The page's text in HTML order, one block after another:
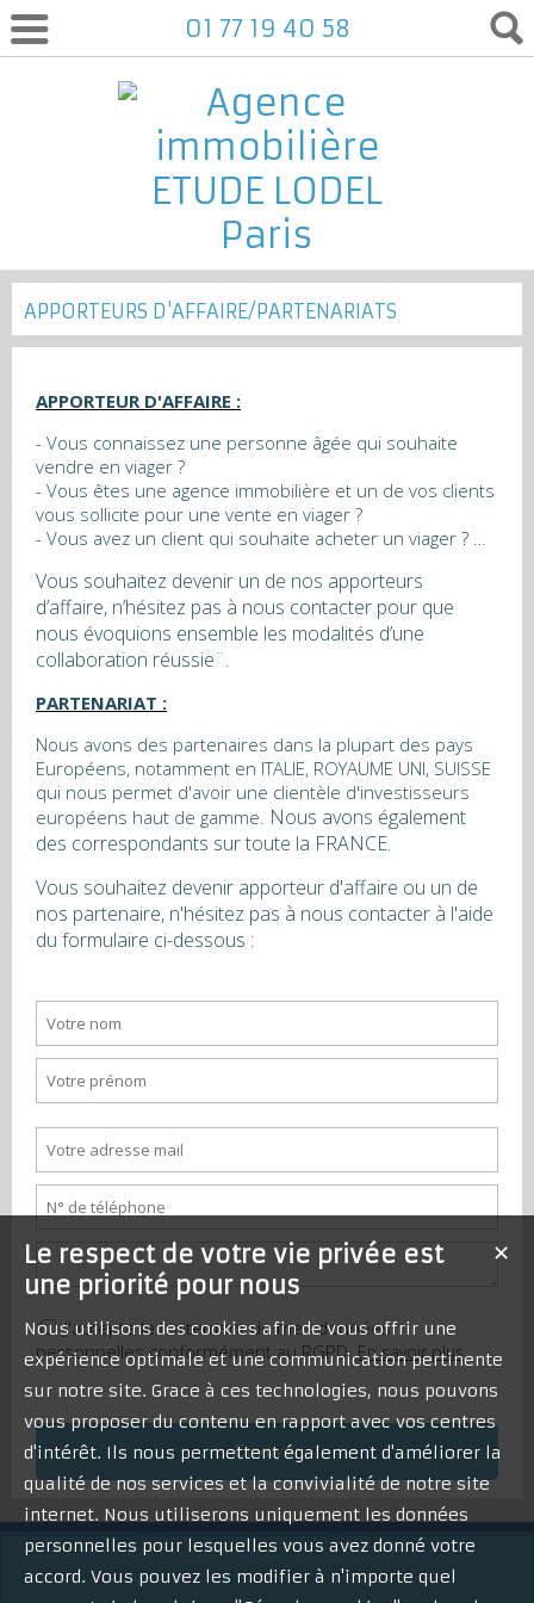
01 77 19 40 58
APPORTEURS D'AFFAIRE/PARTENARIATS
APPORTEUR D'AFFAIRE :
- Vous connaissez une personne âgée qui souhaite
vendre en viager ?
- Vous êtes une agence immobilière et un de vos clients
vous sollicite pour une vente en viager ?
- Vous avez un client qui souhaite acheter un viager ? …
Vous souhaitez devenir un de nos apporteurs
d’affaire, n’hésitez pas à nous contacter pour que
nous évoquions ensemble les modalités d’une
collaboration réussie¨.
PARTENARIAT :
Nous avons des partenaires dans la plupart des pays
Européens, notamment en ITALIE, ROYAUME UNI, SUISSE
qui nous permet d'avoir une clientèle d'investisseurs
européens haut de gamme. Nous avons également
des correspondants sur toute la FRANCE.
Vous souhaitez devenir apporteur d'affaire ou un de
nos partenaire, n'hésitez pas à nous contacter à l'aide
du formulaire ci-dessous :
J'accepte le traitement de mes données
personnelles conformément au RGPD. En savoir plus
✕
Le respect de votre vie privée est
une priorité pour nous
Nous utilisons des cookies afin de vous offrir une
expérience optimale et une communication pertinente
sur notre site. Grace à ces technologies, nous pouvons
vous proposer du contenu en rapport avec vos centres
d'intérêt. Ils nous permettent également d'améliorer la
qualité de nos services et la convivialité de notre site
internet. Nous utiliserons uniquement les données
personnelles pour lesquelles vous avez donné votre
accord. Vous pouvez les modifier à n'importe quel